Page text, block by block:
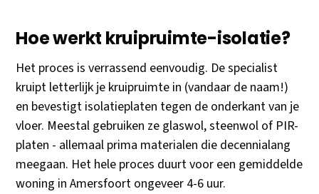
Hoe werkt kruipruimte-isolatie?
Het proces is verrassend eenvoudig. De specialist
kruipt letterlijk je kruipruimte in (vandaar de naam!)
en bevestigt isolatieplaten tegen de onderkant van je
vloer. Meestal gebruiken ze glaswol, steenwol of PIR-
platen - allemaal prima materialen die decennialang
meegaan. Het hele proces duurt voor een gemiddelde
woning in Amersfoort ongeveer 4-6 uur.